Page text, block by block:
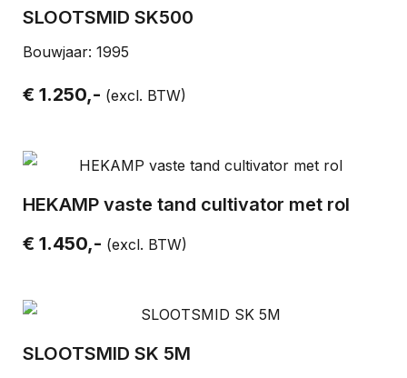
SLOOTSMID SK500
Bouwjaar: 1995
€ 1.250,- (excl. BTW)
HEKAMP vaste tand cultivator met rol
€ 1.450,- (excl. BTW)
SLOOTSMID SK 5M